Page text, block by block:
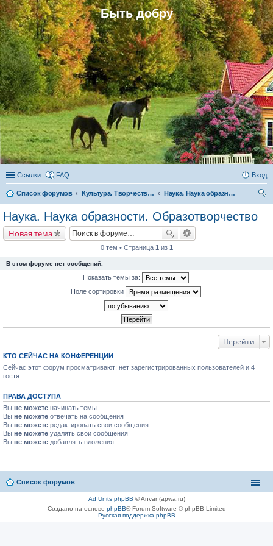
Быть добру
Ссылки FAQ Вход
Список форумов Культура. Творчество. Наука
Наука. Наука образности. Образотворчество
Наука. Наука образности. Образотворчество
Новая тема
0 тем • Страница 1 из 1
В этом форуме нет сообщений.
Показать темы за:
Поле сортировки
Перейти
КТО СЕЙЧАС НА КОНФЕРЕНЦИИ
Сейчас этот форум просматривают: нет зарегистрированных пользователей и 4
гостя
ПРАВА ДОСТУПА
Вы не можете начинать темы
Вы не можете отвечать на сообщения
Вы не можете редактировать свои сообщения
Вы не можете удалять свои сообщения
Вы не можете добавлять вложения
Список форумов
Ad Units phpBB © Anvar (apwa.ru)
Создано на основе phpBB® Forum Software © phpBB Limited
Русская поддержка phpBB